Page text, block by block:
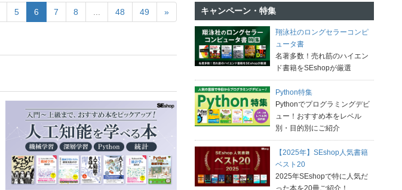
5 6 7 8 48 49 » キャンペーン・特集
翔泳社のロングセラーコンピ
ュータ書
名著多数！売れ筋のハイエン
ド書籍をSEshopが厳選
Python特集
Pythonでプログラミングデビ
ュー！おすすめ本をレベル
別・目的別にご紹介
【2025年】SEshop人気書籍
ベスト20
2025年SEshopで特に人気だ